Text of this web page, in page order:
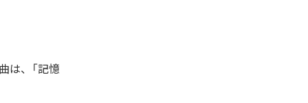
は、「記憶